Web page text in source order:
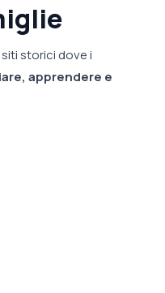
storici dove i
apprendere e